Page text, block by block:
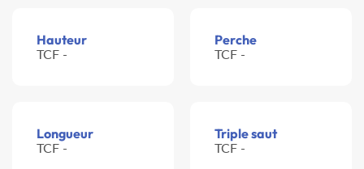
Hauteur
TCF -
Perche
TCF -
Longueur
TCF -
Triple saut
TCF -